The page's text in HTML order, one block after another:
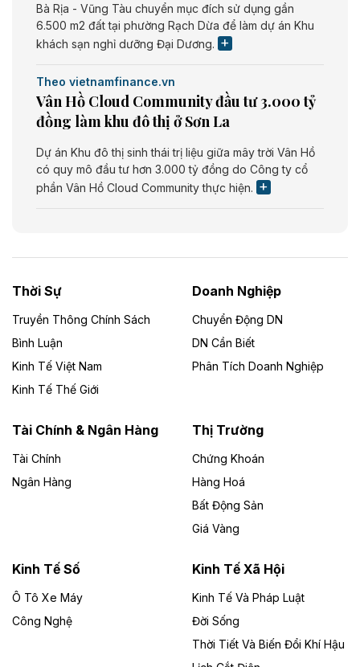
Bà Rịa - Vũng Tàu chuyển mục đích sử dụng gần
6.500 m2 đất tại phường Rạch Dừa để làm dự án Khu
khách sạn nghỉ dưỡng Đại Dương.
Theo vietnamfinance.vn
Vân Hồ Cloud Community đầu tư 3.000 tỷ
đồng làm khu đô thị ở Sơn La
Dự án Khu đô thị sinh thái trị liệu giữa mây trời Vân Hồ
có quy mô đầu tư hơn 3.000 tỷ đồng do Công ty cổ
phần Vân Hồ Cloud Community thực hiện.
Dự án Nhà máy xử lý rác và phát điện Bắc Giang do
Công ty TNHH Năng lượng môi trường Bắc Giang làm
Theo vietnamfinance.vn
Đức Long Gia Lai mở rộng ‘hệ sinh thái’
Lai
Bốn doanh nghiệp có sự góp vốn của Công ty Cổ
phần Tập đoàn Đức Long Gia Lai (HoSE: DLG) được
Gia Lai với tổng vốn hơn 4.750 tỷ đồng.
Đồng Nai cho thuê gần 59 ha đất làm khu
công nghiệp ở Long Thành
UBND TP Đồng Nai cho Công ty Amata thuê gần 59 ha
đất để đầu tư khu công nghiệp công nghệ cao Long
Thời Sự
Truyền Thông Chính Sách
Bình Luận
Kinh Tế Việt Nam
Kinh Tế Thế Giới
Doanh Nghiệp
Chuyển Động DN
DN Cần Biết
Phân Tích Doanh Nghiệp
Tài Chính & Ngân Hàng
Tài Chính
Ngân Hàng
Thị Trường
Chứng Khoán
Hàng Hoá
Bất Động Sản
Giá Vàng
Kinh Tế Số
Ô Tô Xe Máy
Công Nghệ
Kinh Tế Xã Hội
Kinh Tế Và Pháp Luật
Đời Sống
Thời Tiết Và Biến Đổi Khí Hậu